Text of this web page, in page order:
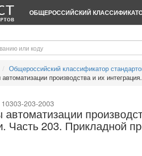
ОБЩЕРОССИЙСКИЙ
Общероссийский классификатор
производства и их
203-2003
Часть 203. Прикладной